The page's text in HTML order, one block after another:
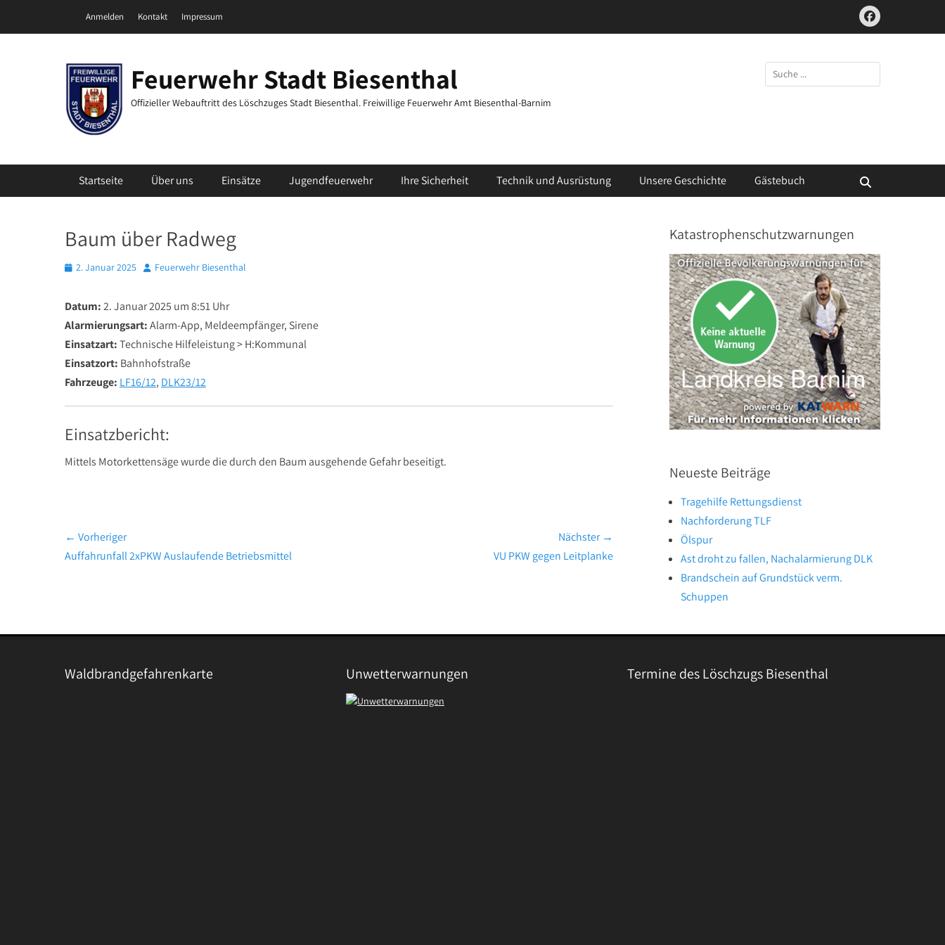
Header Top Menu
Anmelden Kontakt Impressum Facebook
Feuerwehr Stadt Biesenthal
Offizieller Webauftritt des Löschzuges Stadt Biesenthal. Freiwillige Feuerwehr Amt Biesenthal-Barnim
Suchen
nach:
Primäres Menü
Startseite Über uns Einsätze Jugendfeuerwehr Ihre Sicherheit Technik und Ausrüstung Unsere Geschichte Gästebuch
Baum über Radweg
Posted
2. Januar 2025 AutorFeuerwehr Biesenthal
Datum:2. Januar 2025 um 8:51 Uhr
Alarmierungsart:Alarm-App, Meldeempfänger, Sirene
Einsatzart:Technische Hilfeleistung > H:Kommunal
Einsatzort: Bahnhofstraße
Fahrzeuge: LF16/12, DLK23/12
Einsatzbericht:
Mittels Motorkettensäge wurde die durch den Baum ausgehende Gefahr beseitigt.
Beitragsnavigation
← Vorheriger
Vorheriger
Auffahrunfall 2xPKW Auslaufende Betriebsmittel
Nächster →
VU PKW gegen Leitplanke
Katastrophenschutzwarnungen
Neueste Beiträge
Tragehilfe Rettungsdienst
Nachforderung TLF
Ölspur
Ast droht zu fallen, Nachalarmierung DLK
Brandschein auf Grundstück verm.
Schuppen
Waldbrandgefahrenkarte Unwetterwarnungen Termine des Löschzugs Biesenthal